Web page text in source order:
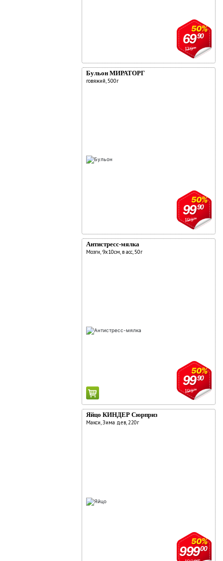
13990
50%
6990
Бульон МИРАТОРГ
говяжий, 500г
19990
50%
9990
Антистресс-мялка
Мозги, 9х10см, в асс, 50г
19990
50%
9990
Яйцо КИНДЕР Сюрприз
Макси, Зима дев, 220г
00
50%
99900